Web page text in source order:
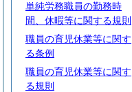
単純労務職員の勤務時
間、休暇等に関する規則
職員の育児休業等に関す
る条例
職員の育児休業等に関す
る規則